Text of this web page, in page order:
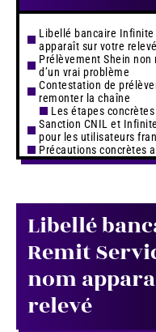
Libellé bancaire Infinite
apparaît sur votre relevé
Prélèvement Shein
d’un vrai problème
Contestation de
remonter la chaîne
Les étapes
Sanction CNIL et
pour les utilisateurs
Précautions concrètes
Libellé
Remit
nom
relevé